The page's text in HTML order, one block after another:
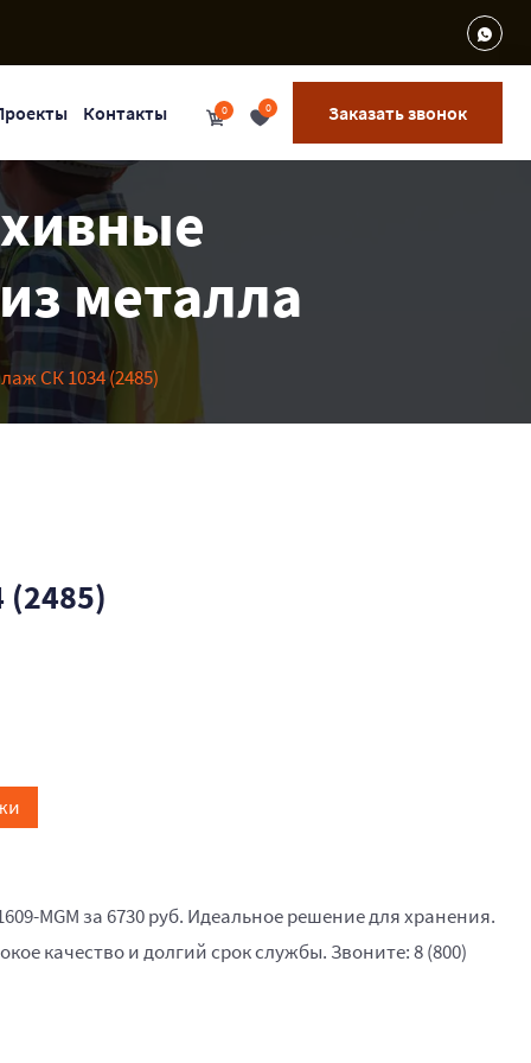
Контакты 0 0 Заказать звонок
металла
СК 1034 (2485)
(2485)
MGM за 6730 руб. Идеальное решение для хранения.
качество и долгий срок службы. Звоните: 8 (800)